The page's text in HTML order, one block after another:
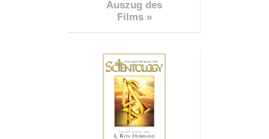
Auszug des
Films »